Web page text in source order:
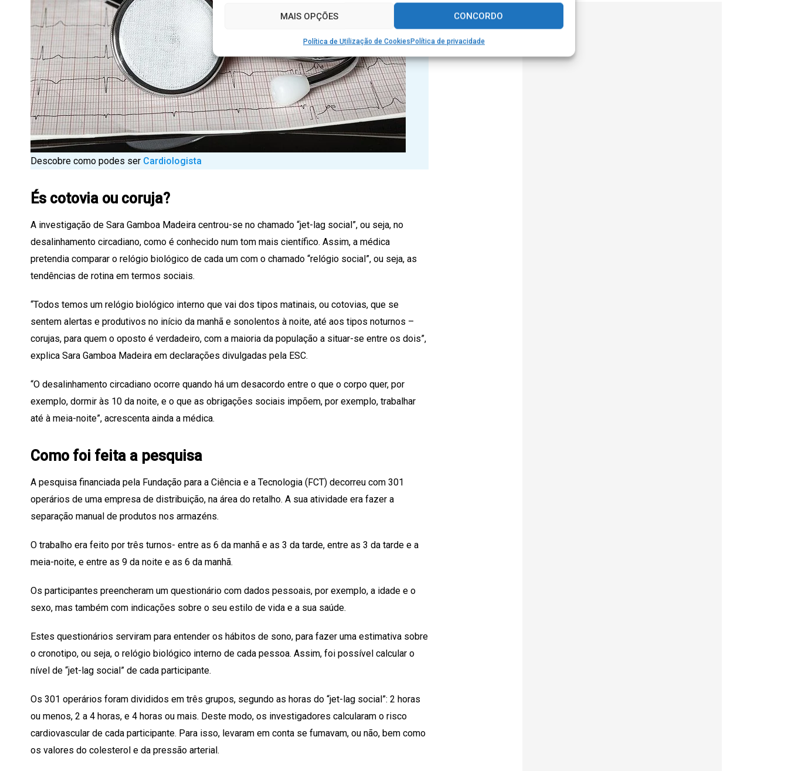
CONCORDO
MAIS OPÇÕES
Política de Utilização de CookiesPolítica de privacidade
Descobre como podes ser Cardiologista
És cotovia ou coruja?
A investigação de Sara Gamboa Madeira centrou-se no chamado “jet-lag social”, ou seja, no
desalinhamento circadiano, como é conhecido num tom mais científico. Assim, a médica
pretendia comparar o relógio biológico de cada um com o chamado “relógio social”, ou seja, as
tendências de rotina em termos sociais.
“Todos temos um relógio biológico interno que vai dos tipos matinais, ou cotovias, que se
sentem alertas e produtivos no início da manhã e sonolentos à noite, até aos tipos noturnos –
corujas, para quem o oposto é verdadeiro, com a maioria da população a situar-se entre os dois”,
explica Sara Gamboa Madeira em declarações divulgadas pela ESC.
“O desalinhamento circadiano ocorre quando há um desacordo entre o que o corpo quer, por
exemplo, dormir às 10 da noite, e o que as obrigações sociais impõem, por exemplo, trabalhar
até à meia-noite”, acrescenta ainda a médica.
Como foi feita a pesquisa
A pesquisa financiada pela Fundação para a Ciência e a Tecnologia (FCT) decorreu com 301
operários de uma empresa de distribuição, na área do retalho. A sua atividade era fazer a
separação manual de produtos nos armazéns.
O trabalho era feito por três turnos- entre as 6 da manhã e as 3 da tarde, entre as 3 da tarde e a
meia-noite, e entre as 9 da noite e as 6 da manhã.
Os participantes preencheram um questionário com dados pessoais, por exemplo, a idade e o
sexo, mas também com indicações sobre o seu estilo de vida e a sua saúde.
Estes questionários serviram para entender os hábitos de sono, para fazer uma estimativa sobre
o cronotipo, ou seja, o relógio biológico interno de cada pessoa. Assim, foi possível calcular o
nível de “jet-lag social” de cada participante.
Os 301 operários foram divididos em três grupos, segundo as horas do “jet-lag social”: 2 horas
ou menos, 2 a 4 horas, e 4 horas ou mais. Deste modo, os investigadores calcularam o risco
cardiovascular de cada participante. Para isso, levaram em conta se fumavam, ou não, bem como
os valores do colesterol e da pressão arterial.